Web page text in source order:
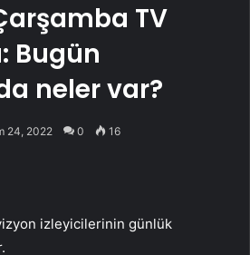
TV
Bugün
neler var?
24, 2022 0 16
izleyicilerinin günlük